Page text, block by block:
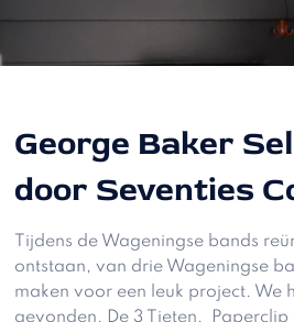
George Baker
door Seventies
Tijdens de Wageningse bands
ontstaan, van drie Wageningse
maken voor een leuk project. We
gevonden. De 3 Tieten,